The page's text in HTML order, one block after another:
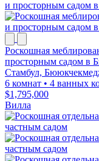
Роскошная
просторным садом в
Стамбул,
6 комнат • 4 ванных
$1,795,000
Вилла